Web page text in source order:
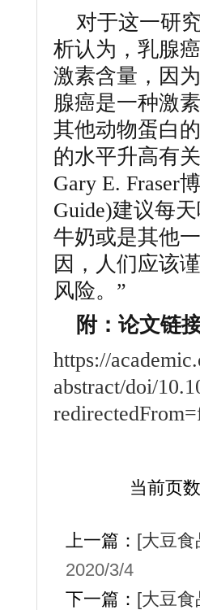
对于这一研
析认为，乳腺
激素含量，因
腺癌是一种激
其他动物蛋白
的水平升高有
Gary E. Fraser
Guide)建议每
牛奶或是其他
因，人们应该
风险。 ”
附：论文链
https://
abstract/doi/
当前页
上一篇： [大豆
2020/3/4
下一篇： [大豆